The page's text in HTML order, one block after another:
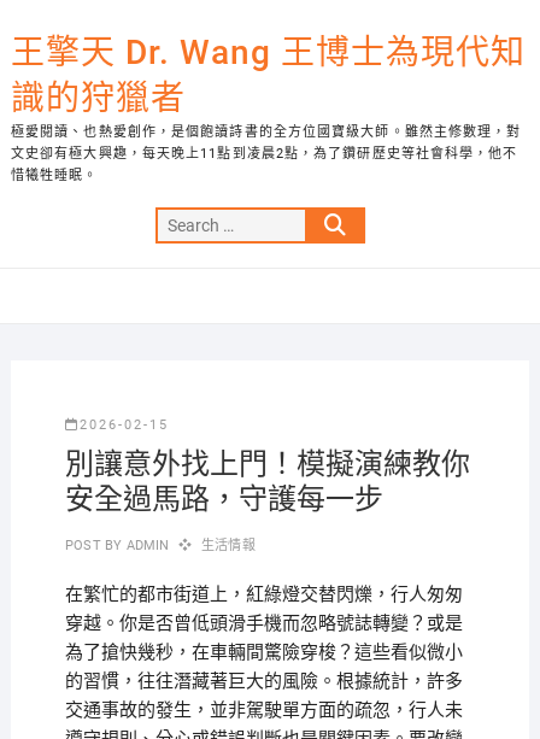
to
content
王擎天 Dr. Wang 王博士為現代知
識的狩獵者
極愛閱讀、也熱愛創作，是個飽讀詩書的全方位國寶級大師。雖然主修數理，對
文史卻有極大興趣，每天晚上11點到凌晨2點，為了鑽研歷史等社會科學，他不
惜犧牲睡眠。
Search
…
2026-02-15
別讓意外找上門！模擬演練教你
安全過馬路，守護每一步
POST BY ADMIN 生活情報
在繁忙的都市街道上，紅綠燈交替閃爍，行人匆匆
穿越。你是否曾低頭滑手機而忽略號誌轉變？或是
為了搶快幾秒，在車輛間驚險穿梭？這些看似微小
的習慣，往往潛藏著巨大的風險。根據統計，許多
交通事故的發生，並非駕駛單方面的疏忽，行人未